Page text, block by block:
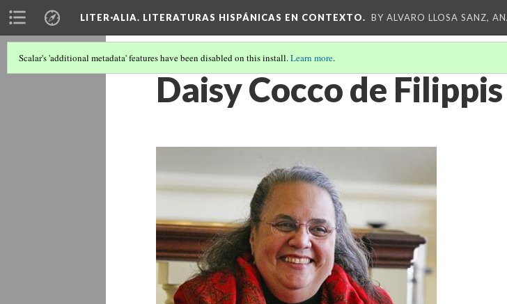
LITER·ALIA. LITERATURAS HISPÁNICAS EN CONTEXTO. BY ALVARO LLOSA SANZ,
Scalar's 'additional metadata' features have been disabled on this install.Learn more.
Daisy Cocco de Filippis